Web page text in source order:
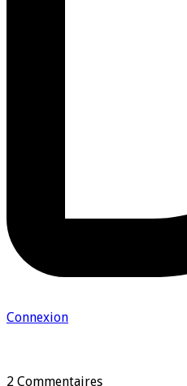
Connexion
2 Commentaires